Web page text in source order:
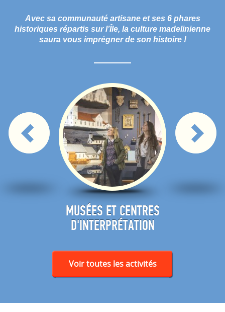
Avec sa communauté artisane et ses 6 phares
historiques répartis sur l’Île, la culture madelinienne
saura vous imprégner de son histoire !
MUSÉES ET CENTRES
D'INTERPRÉTATION
Voir toutes les activités